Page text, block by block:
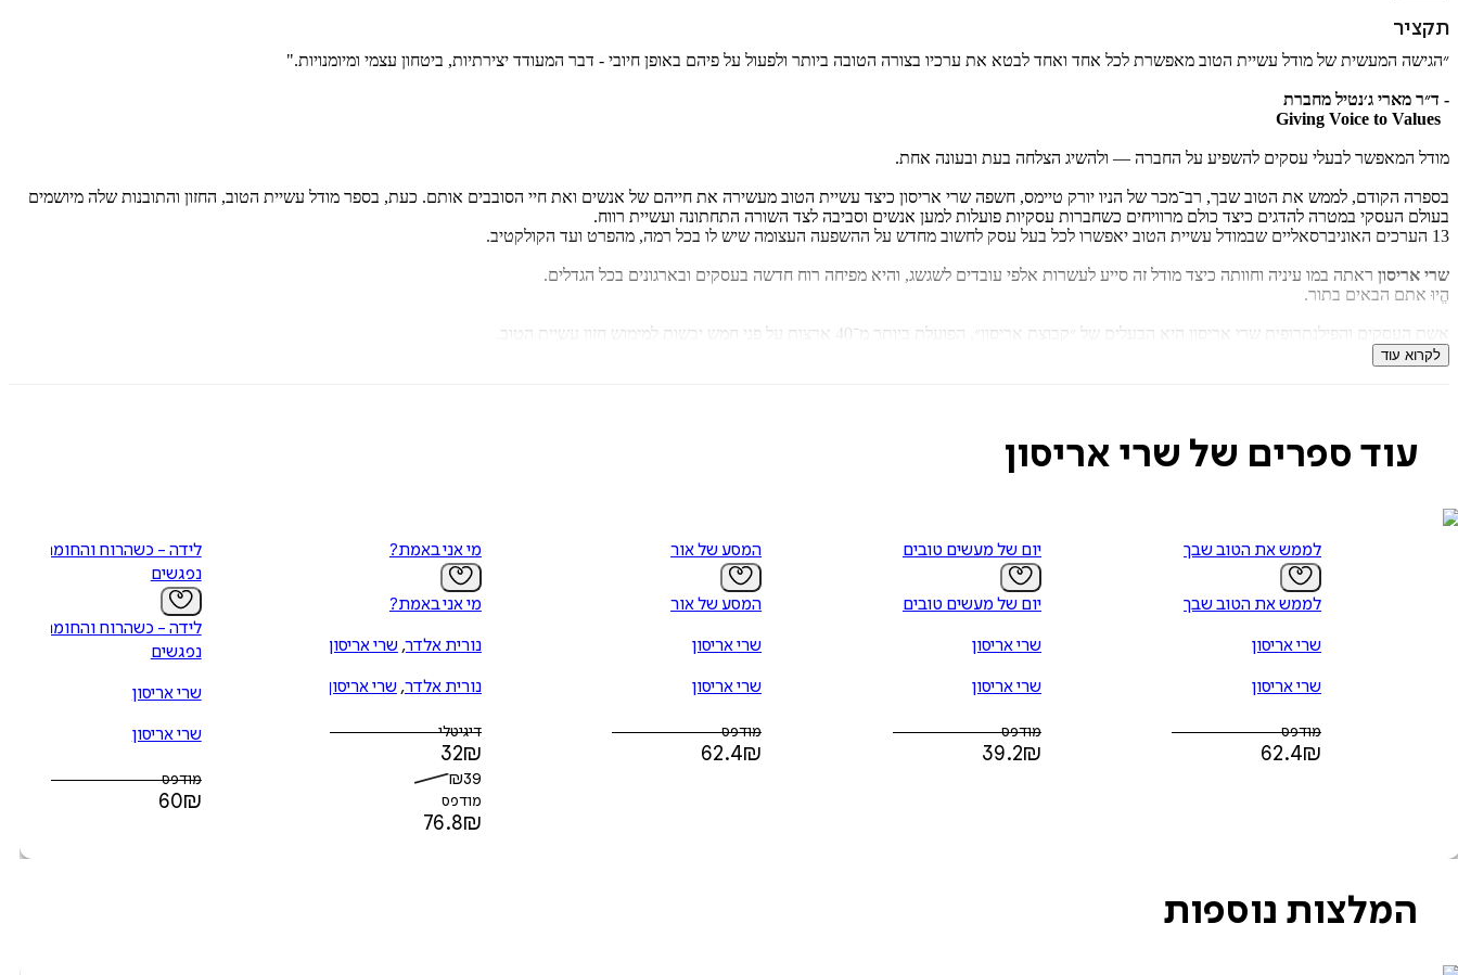
תקציר
״הגישה המעשית של מודל עשיית הטוב מאפשרת לכל אחד ואחד לבטא את ערכיו בצורה הטובה ביותר ולפעול על פיהם באופן חיובי - דבר המעודד יצירתיות, ביטחון עצמי ומיומנויות."
- ד״ר מארי ג׳נטיל מחברת
מודל המאפשר לבעלי עסקים להשפיע על החברה — ולהשיג הצלחה בעת ובעונה אחת.
בספרה הקודם, לממש את הטוב שבך, רב־מכר של הניו יורק טיימס, חשפה שרי אריסון כיצד עשיית הטוב מעשירה את חייהם של אנשים ואת חיי הסובבים אותם. כעת, בספר מודל עשיית הטוב, החזון והתובנות שלה מיושמים
בעולם העסקי במטרה להדגים כיצד כולם מרוויחים כשחברות עסקיות פועלות למען אנשים וסביבה לצד השורה התחתונה ועשיית רווח.
13 הערכים האוניברסאליים שבמודל עשיית הטוב יאפשרו לכל בעל עסק לחשוב מחדש על ההשפעה העצומה שיש לו בכל רמה, מהפרט ועד הקולקטיב.
שרי אריסון ראתה במו עיניה וחוותה כיצד מודל זה סייע לעשרות אלפי עובדים לשגשג, והיא מפיחה רוח חדשה בעסקים ובארגונים בכל הגדלים.
הֱיוּ אתם הבאים בתור.
אשת העסקים והפילנתרופית שרי אריסון היא הבעלים של ״קבוצת אריסון״, הפועלת ביותר מ־40 ארצות על פני חמש יבשות למימוש חזון עשיית הטוב.
שרי אריסון יצרה מודל ערכי ייחודי, המקדם מנהיגות מבוססת־ערכים בעסקים, בארגונים ובקהילות.
לקרוא עוד
עוד ספרים של שרי אריסון
לממש את הטוב שבך
לממש את הטוב שבך
שרי אריסון
שרי אריסון
מודפס
62.4₪
יום של מעשים טובים
יום של מעשים טובים
שרי אריסון
שרי אריסון
מודפס
39.2₪
המסע של אור
המסע של אור
שרי אריסון
שרי אריסון
מודפס
62.4₪
מי אני באמת?
מי אני באמת?
נורית אלדר, שרי אריסון
נורית אלדר, שרי אריסון
דיגיטלי
32₪
₪39
מודפס
76.8₪
לידה - כשהרוח והחומר
נפגשים
לידה - כשהרוח והחומר
נפגשים
שרי אריסון
שרי אריסון
מודפס
60₪
המלצות נוספות